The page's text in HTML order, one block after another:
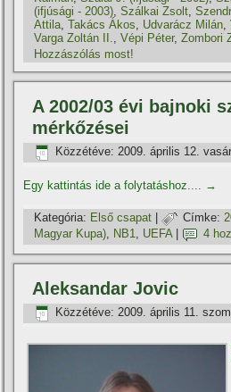
(ifjúsági - 2003) ,Szálkai Zsolt ,
Attila ,Takács Ákos Udvarácz Milán ,
Varga Zoltán II.,Vépi Péter,Zombori
Hozzászólás most!
A 2002/03 évi bajnoki
mérkőzései
Közzétéve: 2009. április 12.
Egy kattintás ide a folytatáshoz.... →
Kategória: Első csapat | Címke:
Magyar Kupa), NB1, UEFA| 4
Aleksandar Jovic
Közzétéve: 2009. április 11.